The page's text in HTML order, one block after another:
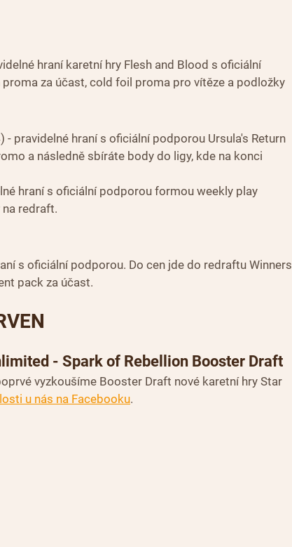
hraní karetní hry Flesh and Blood s oficiální
za účast, cold foil proma pro vítěze a podložky
- pravidelné hraní s oficiální podporou Ursula's Return
a následně sbíráte body do ligy, kde na konci
hraní s oficiální podporou formou weekly play
redraft.
s oficiální podporou. Do cen jde do redraftu Winners
pack za účast.
- Spark of Rebellion Booster Draft
vyzkoušíme Booster Draft nové karetní hry Star
u nás na Facebooku.